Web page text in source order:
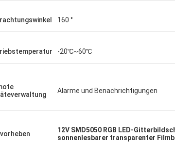
160 °
-20℃~60℃
Alarme und Benachrichtigungen
12V SMD5050 RGB LED-
sonnenlesbarer transparenter